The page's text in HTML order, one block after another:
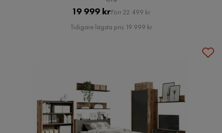
Pris
19 999 krOriginal
Pris
Förr 22 499 kr
Tidigare lägsta pris 19 999 kr